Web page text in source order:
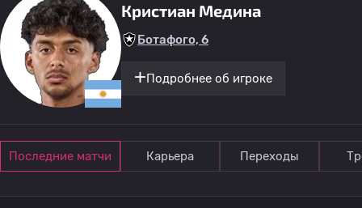
Кристиан Медина
Ботафого, 6
Подробнее об игроке
Последние матчи Карьера Переходы